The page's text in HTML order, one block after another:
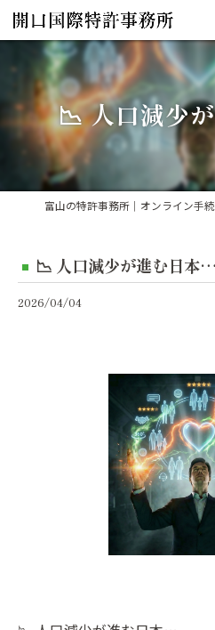
📉 人口減少
📉 人口減少が進む日本…
2026/04/04